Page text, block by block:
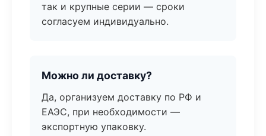
так и крупные серии — сроки
согласуем индивидуально.
Можно ли доставку?
Да, организуем доставку по РФ и
ЕАЭС, при необходимости —
экспортную упаковку.